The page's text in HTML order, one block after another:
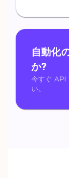
自動化
か?
今すぐ API
い。